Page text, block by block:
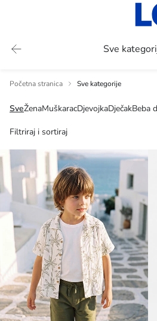
Sve
Početna stranica Sve kategorije
SveŽenaMuškaracDjevojkaDječakBeba
Filtriraj i sortiraj